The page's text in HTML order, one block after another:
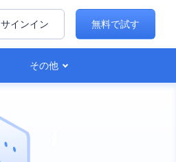
その他
サインイン 無料で試す